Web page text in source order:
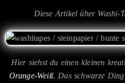
Diese Artikel über Washi-
Hier siehst du einen kleinen
Orange-Weiß. Das schwarze